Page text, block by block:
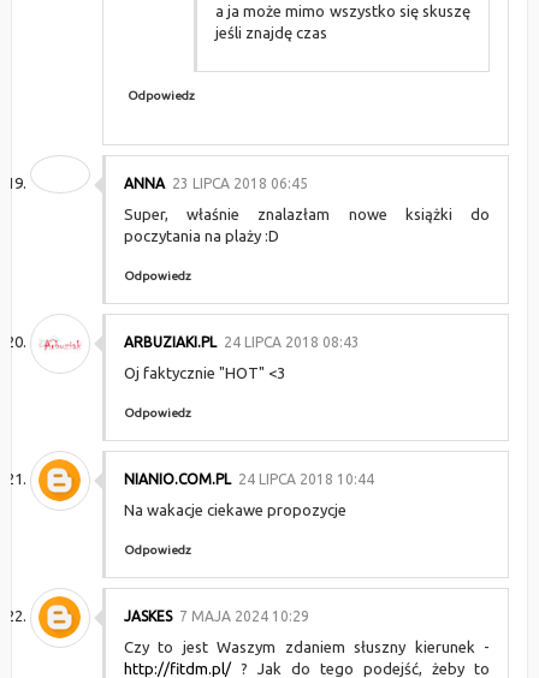
a ja może mimo wszystko się skuszę
jeśli znajdę czas
Odpowiedz
ANNA 23 LIPCA 2018 06:45
Super, właśnie znalazłam nowe książki do
poczytania na plaży :D
Odpowiedz
ARBUZIAKI.PL 24 LIPCA 2018 08:43
Oj faktycznie "HOT" <3
Odpowiedz
NIANIO.COM.PL 24 LIPCA 2018 10:44
Na wakacje ciekawe propozycje
Odpowiedz
JASKES 7 MAJA 2024 10:29
Czy to jest Waszym zdaniem słuszny kierunek -
http://fitdm.pl/? Jak do tego podejść, żeby to